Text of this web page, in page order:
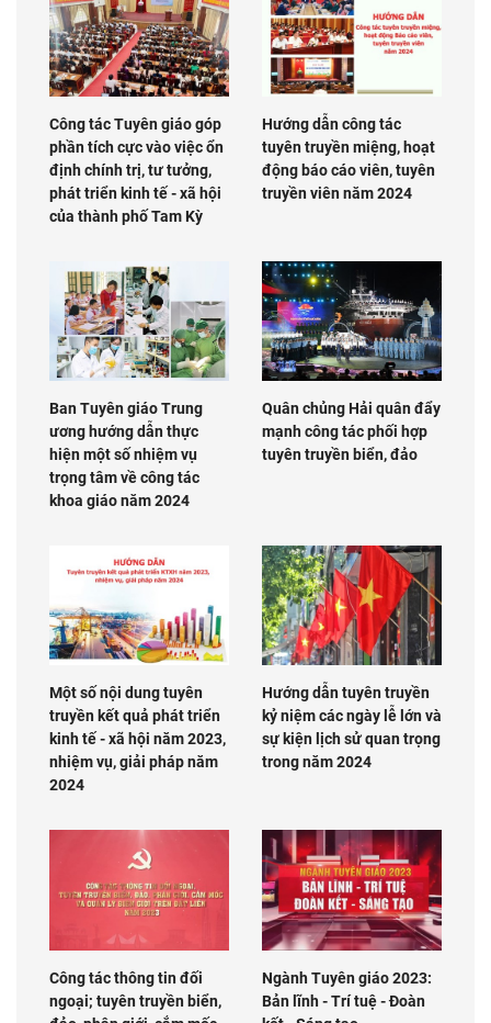
Công tác Tuyên giáo góp
phần tích cực vào việc ổn
định chính trị, tư tưởng,
phát triển kinh tế - xã hội
của thành phố Tam Kỳ
Hướng dẫn công tác
tuyên truyền miệng, hoạt
động báo cáo viên, tuyên
truyền viên năm 2024
Ban Tuyên giáo Trung
ương hướng dẫn thực
hiện một số nhiệm vụ
trọng tâm về công tác
khoa giáo năm 2024
Quân chủng Hải quân đẩy
mạnh công tác phối hợp
tuyên truyền biển, đảo
Một số nội dung tuyên
truyền kết quả phát triển
kinh tế - xã hội năm 2023,
nhiệm vụ, giải pháp năm
2024
Hướng dẫn tuyên truyền
kỷ niệm các ngày lễ lớn và
sự kiện lịch sử quan trọng
trong năm 2024
Công tác thông tin đối
ngoại; tuyên truyền biển,
Ngành Tuyên giáo 2023:
Bản lĩnh - Trí tuệ - Đoàn